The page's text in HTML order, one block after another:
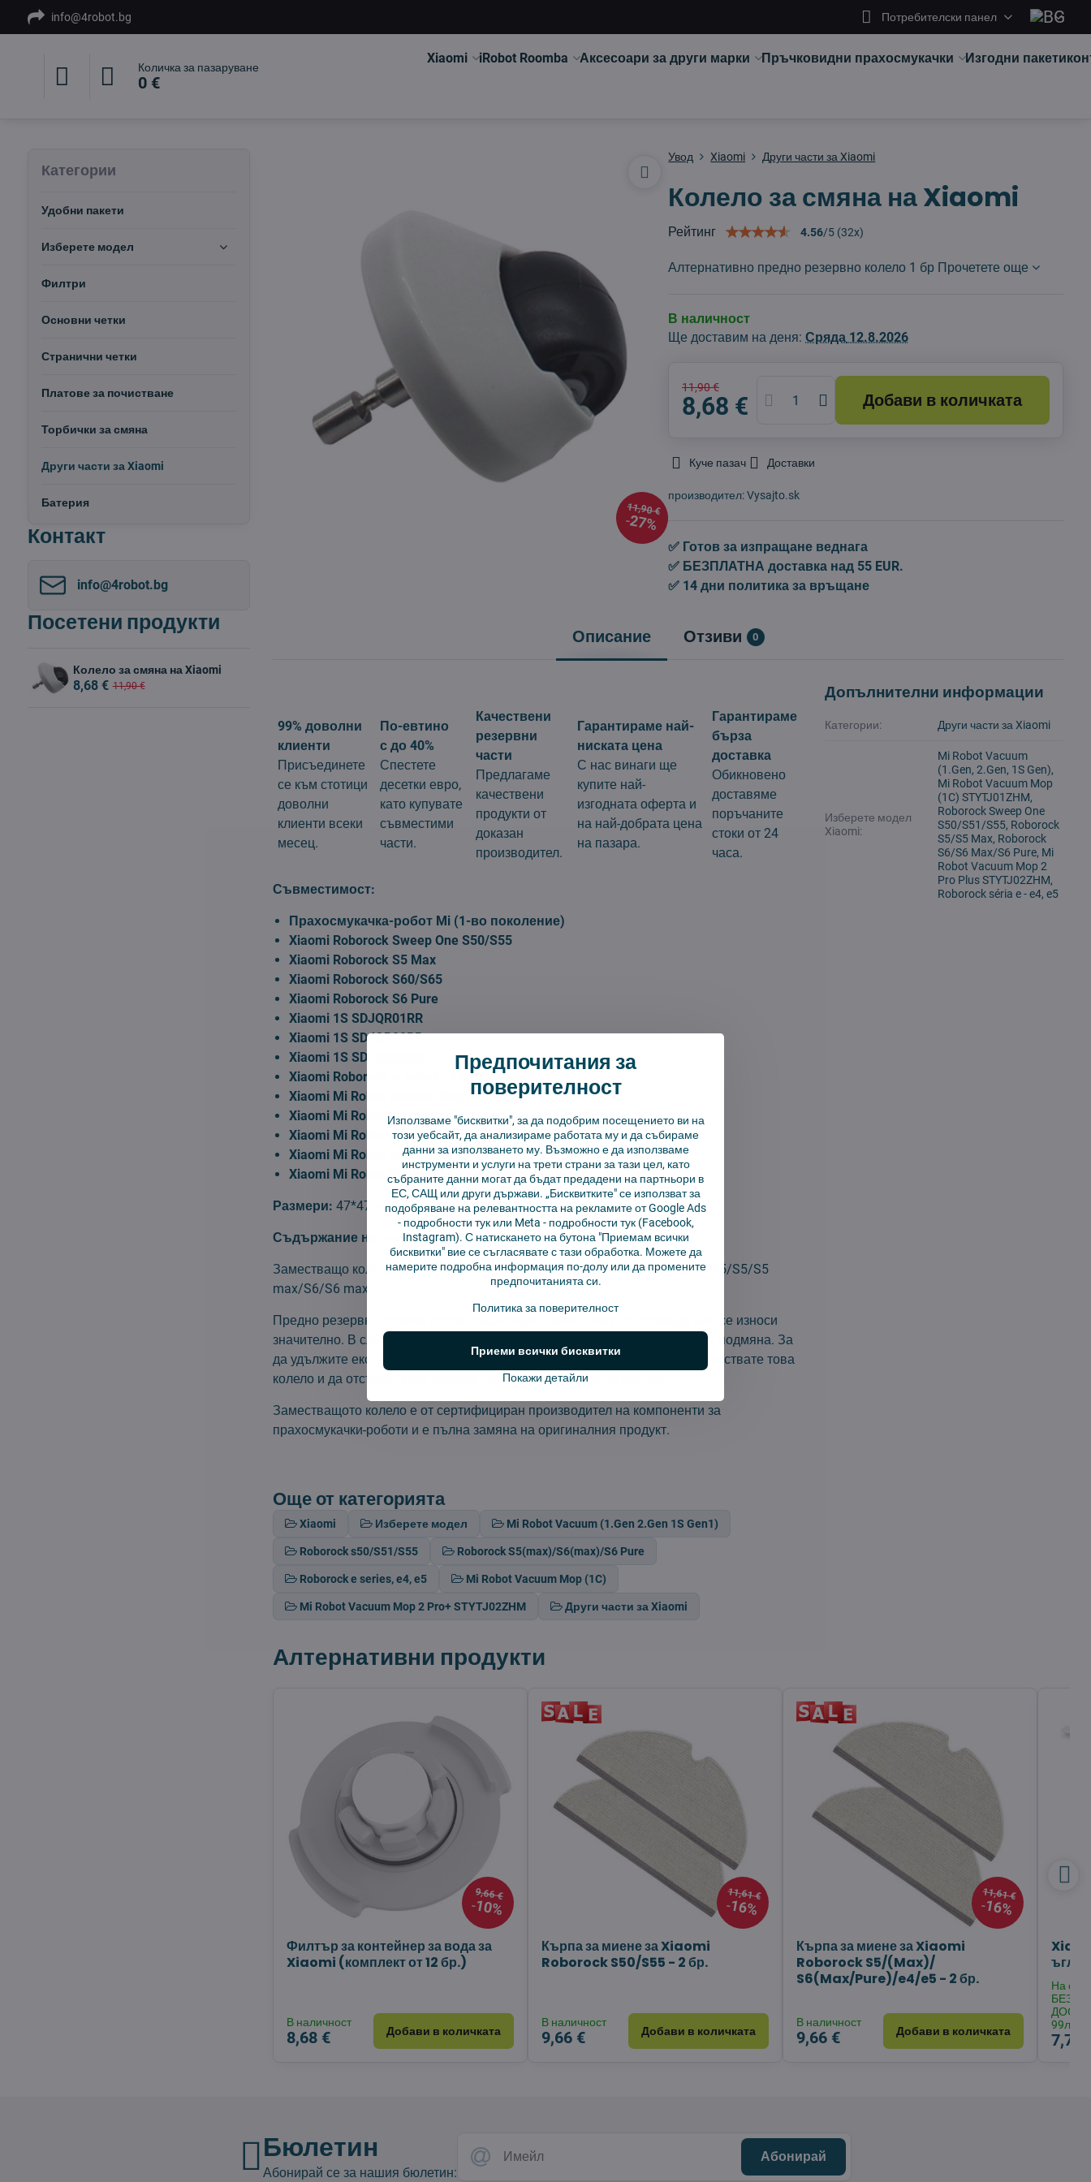
info@4robot.bg Потребителски панел
Количка за пазаруване
0 €
Xiaomi iRobot Roomba Аксесоари за други марки Пръчковидни прахосмукачки Изгодни пакети
11,90 €
27%
Увод Xiaomi Други части за Xiaomi
Колело за смяна на Xiaomi
Рейтинг 4.56/5 (32x)
Алтернативно предно резервно колело 1 бр Прочетете още
В наличност
Ще доставим на деня:Сряда 12.8.2026
11,90 €
8,68 € Добави в количката
Куче пазач Доставки
производител:Vysajto.sk
✅ Готов за изпращане веднага
✅ БЕЗПЛАТНА доставка над 55 EUR.
✅ 14 дни политика за връщане
Описание Отзиви 0
99% доволни
клиенти
Присъединете
се към стотици
доволни
клиенти всеки
месец.
По-евтино
с до 40%
Спестете
десетки евро,
като купувате
съвместими
части.
Качествени
резервни
части
Предлагаме
качествени
продукти от
доказан
производител.
Гарантираме най-
ниската цена
С нас винаги ще
купите най-
изгодната оферта и
на най-добрата цена
на пазара.
Гарантираме
бърза
доставка
Обикновено
доставяме
поръчаните
стоки от 24
часа.
Съвместимост:
Прахосмукачка-робот Mi (1-во поколение)
Xiaomi Roborock Sweep One S50/S55
Xiaomi Roborock S5 Max
Xiaomi Roborock S60/S65
Xiaomi Roborock S6 Pure
Xiaomi 1S SDJQR01RR
Xiaomi 1S SDJQR02RR
Xiaomi 1S SDJQR03RR
Xiaomi Roborock e series - e4/e5/e25/e35
Xiaomi Mi Robot Vacuum Mop 1C, модел: STYTJ01ZHM
Xiaomi Mi Robot Vacuum Mop 1T, модел: STYTJ02ZHM
Xiaomi Mi Robot Vacuum Mop 2, модел: STYTJ03ZHM
Xiaomi Mi Robot Vacuum Mop 2 Pro+
Xiaomi Mi Robot Vacuum Mop, модел: SKV4093GL
Размери: 47*47мм
Съдържание на опаковката:1 бр
Заместващо колело за серията Xiaomi Mi Robot Vacuum, Roborock S50/S55/S5/S5
max/S6/S6 max.
Предно резервно колело, когато съществуващото колело се повреди или се износи
значително. В случай на повреда или износване препоръчваме неговата подмяна. За
да удължите експлоатационния живот, е препоръчително редовно да почиствате това
колело и да отстранявате заплитанията и другите замърсявания.
Заместващото колело е от сертифициран производител на компоненти за
прахосмукачки-роботи и е пълна замяна на оригиналния продукт.
Още от категорията
Xiaomi Изберете модел Mi Robot Vacuum (1.Gen 2.Gen 1S Gen1)
Roborock s50/S51/S55 Roborock S5(max)/S6(max)/S6 Pure
Roborock e series, e4, e5 Mi Robot Vacuum Mop (1C)
Mi Robot Vacuum Mop 2 Pro+ STYTJ02ZHM Други части за Xiaomi
Допълнителни информации
Категории: Други части за Xiaomi
Изберете модел
Xiaomi:
Mi Robot Vacuum
(1.Gen, 2.Gen, 1S Gen),
Mi Robot Vacuum Mop
(1C) STYTJ01ZHM,
Roborock Sweep One
S50/S51/S55, Roborock
S5/S5 Max, Roborock
S6/S6 Max/S6 Pure, Mi
Robot Vacuum Mop 2
Pro Plus STYTJ02ZHM,
Roborock séria e - e4, e5
Алтернативни продукти
9,66 €
10%
Филтър за контейнер за вода за
Xiaomi (комплект от 12 бр.)
В наличност
8,68 € Добави в количката
11,61 €
16%
Кърпа за миене за Xiaomi
Roborock S50/S55 - 2 бр.
В наличност
9,66 € Добави в количката
11,61 €
16%
Кърпа за миене за Xiaomi
Roborock S5/(Max)/
S6(Max/Pure)/e4/e5 - 2 бр.
В наличност
9,66 € Добави в количката
На
99лв.
7,71
Категории
Удобни пакети
Изберете модел
Филтри
Основни четки
Странични четки
Платове за почистване
Торбички за смяна
Други части за Xiaomi
Батерия
Контакт
info​@4robot​.bg
Посетени продукти
Колело за смяна на Xiaomi
8,68 € 11,90 €
Бюлетин
Абонирай се за нашия бюлетин:
Абонирай
Предпочитания за
поверителност
Използваме "бисквитки", за да подобрим посещението ви на
този уебсайт, да анализираме работата му и да събираме
данни за използването му. Възможно е да използваме
инструменти и услуги на трети страни за тази цел, като
събраните данни могат да бъдат предадени на партньори в
ЕС, САЩ или други държави. „Бисквитките" се използват за
подобряване на релевантността на рекламите от Google Ads
- подробности тукили Meta - подробности тук(Facebook,
Instagram). С натискането на бутона "Приемам всички
бисквитки" вие се съгласявате с тази обработка. Можете да
намерите подробна информация по-долу или да промените
предпочитанията си.
Политика за поверителност
Покажи детайли
Приеми всички бисквитки